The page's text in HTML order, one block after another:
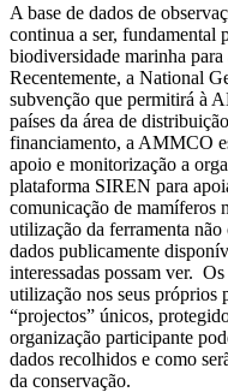
A base de dados de
continua a ser, fundamental
biodiversidade marinha para
Recentemente, a National
subvenção que permitirá à
países da área de
financiamento, a AMMCO
apoio e monitorização a
plataforma SIREN para
comunicação de mamíferos
utilização da ferramenta
dados publicamente
interessadas possam ver.
utilização nos seus próprios
“projectos” únicos,
organização participante
dados recolhidos e como
da conservação.